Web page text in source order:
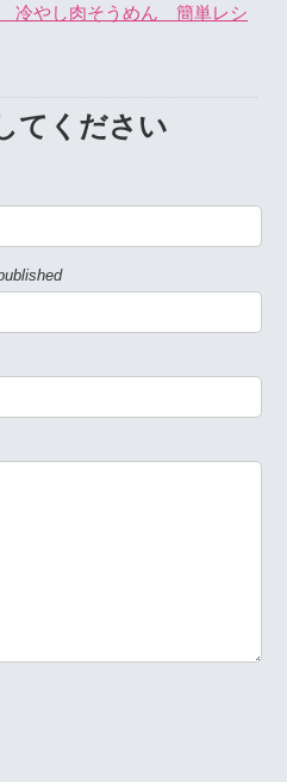
冷やし肉そうめん 簡単レシ
てください